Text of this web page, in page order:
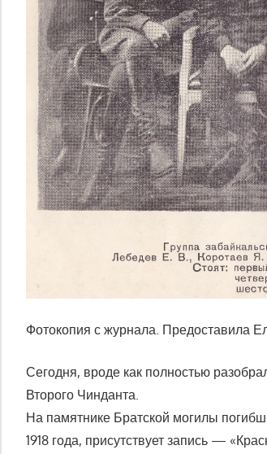
Фотокопия с журнала. Предоставила
Сегодня, вроде как полностью
Второго Чинданта.
На памятнике Братской могилы
1918 года, присутствует запись —